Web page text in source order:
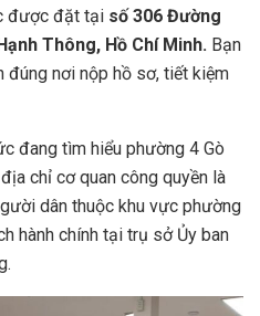
được đặt tại số 306 Đường
Thông, Hồ Chí Minh. Bạn
đúng nơi nộp hồ sơ, tiết kiệm
đang tìm hiểu phường 4 Gò
chỉ cơ quan công quyền là
dân thuộc khu vực phường
hành chính tại trụ sở Ủy ban